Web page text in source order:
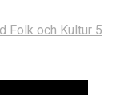
Folk och Kultur 5